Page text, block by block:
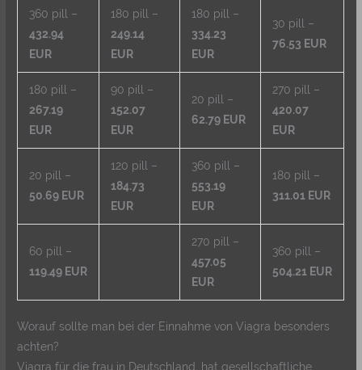
360 pill –
432.94
EUR
180 pill –
249.14
EUR
180 pill –
334.23
EUR
30 pill –
76.53 EUR
180 pill –
267.19
EUR
90 pill –
152.07
EUR
20 pill –
62.79 EUR
270 pill –
420.07
EUR
20 pill –
50.69 EUR
120 pill –
184.73
EUR
360 pill –
553.19
EUR
180 pill –
311.01 EUR
60 pill –
119.49 EUR
270 pill –
457.05
EUR
360 pill –
504.21 EUR
Worauf sollte man bei der Einnahme von Viagra besonders
achten?
Viagra für die frau in Deutschland, hat gesellschaftliche